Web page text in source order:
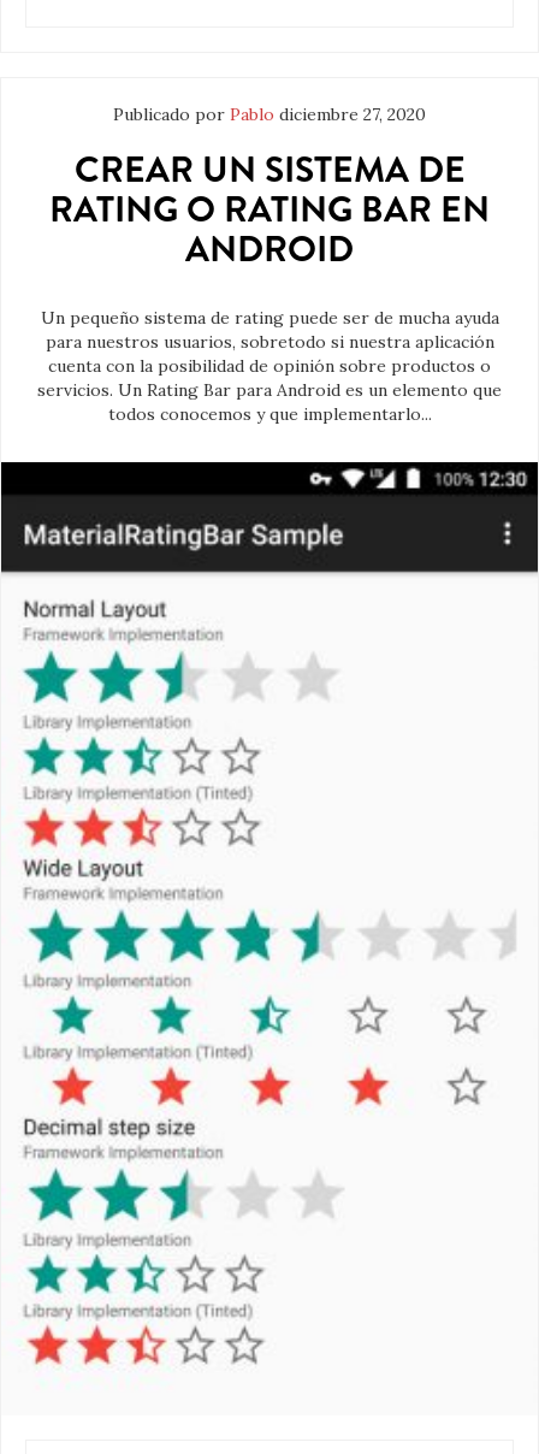
Publicado por Pablo diciembre 27, 2020
CREAR UN SISTEMA DE
RATING O RATING BAR EN
ANDROID
Un pequeño sistema de rating puede ser de mucha ayuda
para nuestros usuarios, sobretodo si nuestra aplicación
cuenta con la posibilidad de opinión sobre productos o
servicios. Un Rating Bar para Android es un elemento que
todos conocemos y que implementarlo...